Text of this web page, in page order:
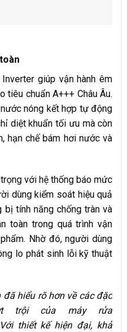
giúp vận hành êm
tiêu chuẩn A+++ Châu Âu.
nóng kết hợp tự động
diệt khuẩn tối ưu mà còn
hạn chế bám hơi nước và
với hệ thống báo mức
dùng kiểm soát hiệu quả
tính năng chống tràn và
toàn trong quá trình vận
Nhờ đó, người dùng
lo phát sinh lỗi kỹ thuật
đã hiểu rõ hơn về các đặc
trội của máy rửa
thiết kế hiện đại, khả